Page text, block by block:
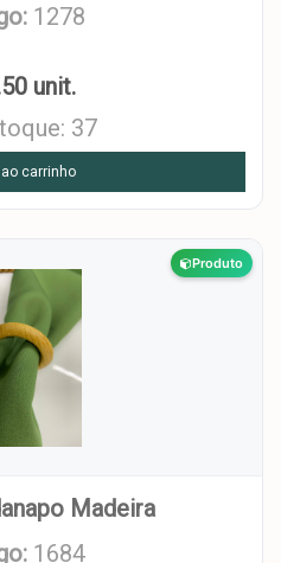
1278
unit.
37
carrinho
Produto
Madeira
1684